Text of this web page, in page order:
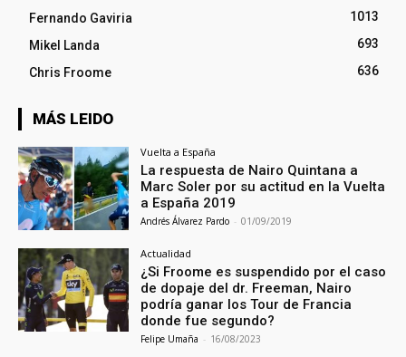
Fernando Gaviria
1013
Mikel Landa
693
Chris Froome
636
MÁS LEIDO
Vuelta a España
La respuesta de Nairo Quintana a
Marc Soler por su actitud en la Vuelta
a España 2019
Andrés Álvarez Pardo - 01/09/2019
Actualidad
¿Si Froome es suspendido por el caso
de dopaje del dr. Freeman, Nairo
podría ganar los Tour de Francia
donde fue segundo?
Felipe Umaña - 16/08/2023